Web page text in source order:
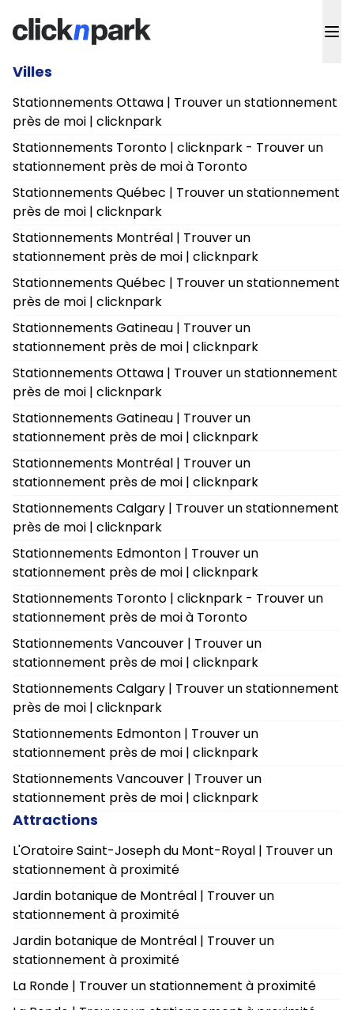
Villes
Stationnements Ottawa | Trouver un stationnement
près de moi | clicknpark
Stationnements Toronto | clicknpark - Trouver un
stationnement près de moi à Toronto
Stationnements Québec | Trouver un stationnement
près de moi | clicknpark
Stationnements Montréal | Trouver un
stationnement près de moi | clicknpark
Stationnements Québec | Trouver un stationnement
près de moi | clicknpark
Stationnements Gatineau | Trouver un
stationnement près de moi | clicknpark
Stationnements Ottawa | Trouver un stationnement
près de moi | clicknpark
Stationnements Gatineau | Trouver un
stationnement près de moi | clicknpark
Stationnements Montréal | Trouver un
stationnement près de moi | clicknpark
Stationnements Calgary | Trouver un stationnement
près de moi | clicknpark
Stationnements Edmonton | Trouver un
stationnement près de moi | clicknpark
Stationnements Toronto | clicknpark - Trouver un
stationnement près de moi à Toronto
Stationnements Vancouver | Trouver un
stationnement près de moi | clicknpark
Stationnements Calgary | Trouver un stationnement
près de moi | clicknpark
Stationnements Edmonton | Trouver un
stationnement près de moi | clicknpark
Stationnements Vancouver | Trouver un
stationnement près de moi | clicknpark
Attractions
L'Oratoire Saint-Joseph du Mont-Royal | Trouver un
stationnement à proximité
Jardin botanique de Montréal | Trouver un
stationnement à proximité
Jardin botanique de Montréal | Trouver un
stationnement à proximité
La Ronde | Trouver un stationnement à proximité